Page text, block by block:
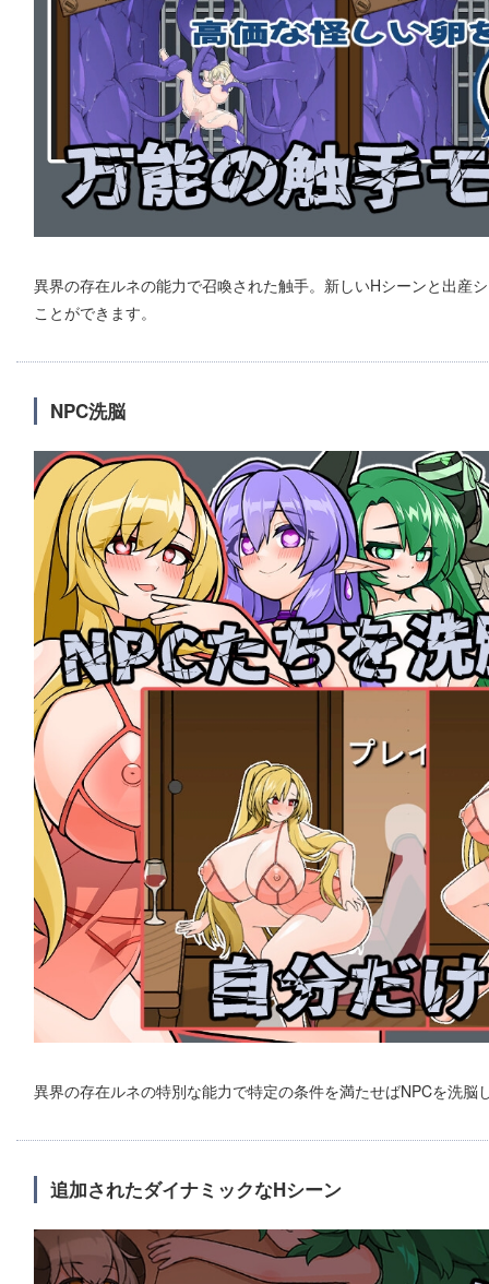
異界の存在ルネの能力で召喚された触手。新しいHシーンと出産
ことができます。
NPC洗脳
異界の存在ルネの特別な能力で特定の条件を満たせばNPCを洗
追加されたダイナミックなHシーン